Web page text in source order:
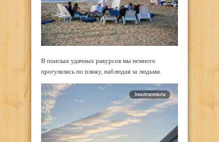
В поисках удачных ракурсов мы немного
прогулялись по пляжу, наблюдая за людьми.